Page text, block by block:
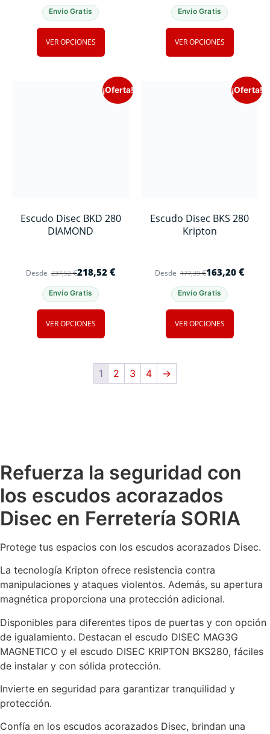
Envío Gratis
VER OPCIONES
de un
cliente
Envío Gratis
VER OPCIONES
¡Oferta!
Escudo Disec BKD 280
DIAMOND
Desde 237,52€218,52 €
Envío Gratis
VER OPCIONES
¡Oferta!
Escudo Disec BKS 280
Kripton
Desde 177,39€163,20 €
Envío Gratis
VER OPCIONES
1 2 3 4 →
Refuerza la seguridad con
los escudos acorazados
Disec en Ferretería SORIA
Protege tus espacios con los escudos acorazados Disec.
La tecnología Kripton ofrece resistencia contra
manipulaciones y ataques violentos. Además, su apertura
magnética proporciona una protección adicional.
Disponibles para diferentes tipos de puertas y con opción
de igualamiento. Destacan el escudo DISEC MAG3G
MAGNETICO y el escudo DISEC KRIPTON BKS280, fáciles
de instalar y con sólida protección.
Invierte en seguridad para garantizar tranquilidad y
protección.
Confía en los escudos acorazados Disec, brindan una